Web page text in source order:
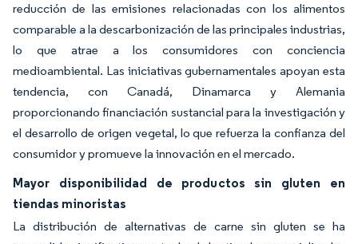
reducción de las emisiones relacionadas con los alimentos
comparable a la descarbonización de las principales industrias,
lo que atrae a los consumidores con conciencia
medioambiental. Las iniciativas gubernamentales apoyan esta
tendencia, con Canadá, Dinamarca y Alemania
proporcionando financiación sustancial para la investigación y
el desarrollo de origen vegetal, lo que refuerza la confianza del
consumidor y promueve la innovación en el mercado.
Mayor disponibilidad de productos sin gluten en
tiendas minoristas
La distribución de alternativas de carne sin gluten se ha